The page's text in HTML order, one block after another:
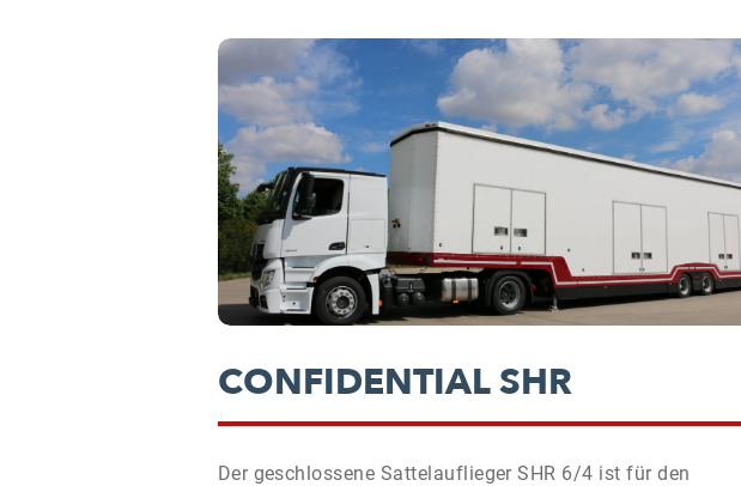
CONFIDENTIAL SHR
Der geschlossene Sattelauflieger SHR 6/4 ist für den